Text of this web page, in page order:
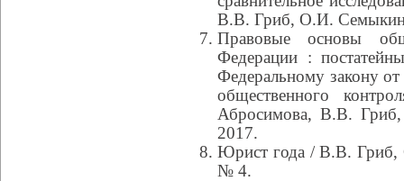
В.В. Гриб, О.И.
Правовые основы
Федерации :
Федеральному закону
общественного
Абросимова, В.В.
2017.
Юрист года / В.В. Гриб,
№ 4.